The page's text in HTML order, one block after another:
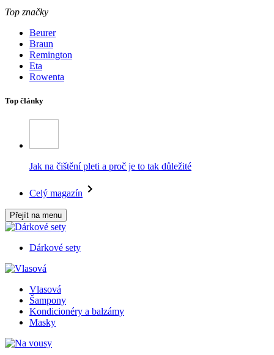
Top značky
Beurer
Braun
Remington
Eta
Rowenta
Top články
Jak na čištění pleti a proč je to tak důležité
Celý magazín
Přejít na menu
Dárkové sety
Vlasová
Šampony
Kondicionéry a balzámy
Masky